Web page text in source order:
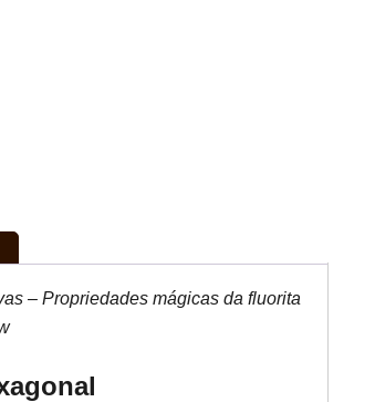
– Propriedades mágicas da fluorita